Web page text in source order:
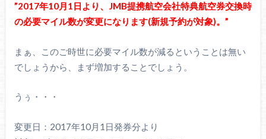
”2017年10月1日より、JMB提携航空会社特典航空券交換時
の必要マイル数が変更になります(新規予約が対象)。”
まぁ、このご時世に必要マイル数が減るということは無い
でしょうから、まず増加することでしょう。
うぅ・・・
変更日：2017年10月1日発券分より